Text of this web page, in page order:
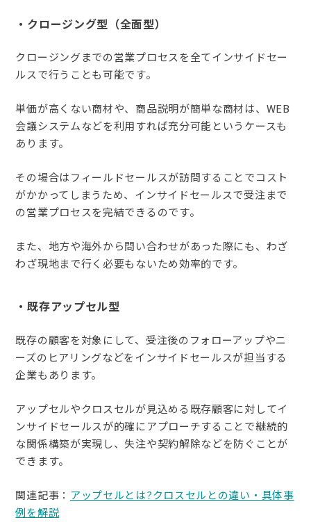
・クロージング型（全面型）
クロージングまでの営業プロセスを全てインサイドセー
ルスで行うことも可能です。
単価が高くない商材や、商品説明が簡単な商材は、WEB
会議システムなどを利用すれば充分可能というケースも
あります。
その場合はフィールドセールスが訪問することでコスト
がかかってしまうため、インサイドセールスで受注まで
の営業プロセスを完結できるのです。
また、地方や海外から問い合わせがあった際にも、わざ
わざ現地まで行く必要もないため効率的です。
・既存アップセル型
既存の顧客を対象にして、受注後のフォローアップやニ
ーズのヒアリングなどをインサイドセールスが担当する
企業もあります。
アップセルやクロスセルが見込める既存顧客に対してイ
ンサイドセールスが的確にアプローチすることで継続的
な関係構築が実現し、失注や契約解除などを防ぐことが
できます。
関連記事： アップセルとは?クロスセルとの違い・具体事
例を解説